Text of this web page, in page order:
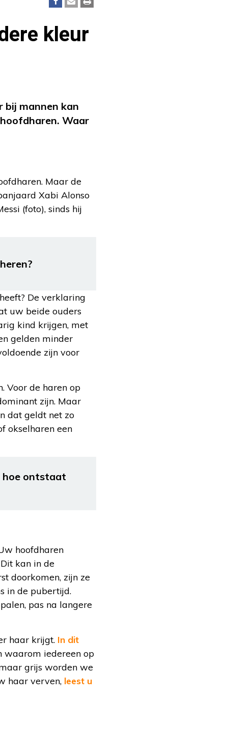
kleur
bij mannen kan
Waar
Maar de
Xabi Alonso
(foto), sinds hij
De verklaring
uw beide ouders
kind krijgen, met
gelden minder
zijn voor
Voor de haren op
zijn. Maar
dat geldt net zo
okselharen een
hoe ontstaat
hoofdharen
kan in de
doorkomen, zijn ze
in de pubertijd.
pas na langere
haar krijgt. In dit
waarom iedereen op
grijs worden we
haar verven, leest u